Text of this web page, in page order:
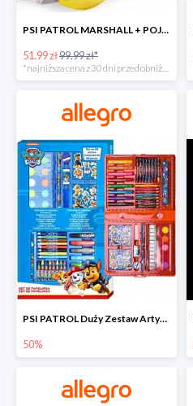
PSI PATROL MARSHALL + POJAZD WÓZ STRAŻACKI DŹWIĘK -48%
51.99 zł99.99 zł*
*najniższa cena z 30 dni przed obniżką
PSI PATROL Duży Zestaw Artystyczny 52 elementy na piąty komplet -50%
50%